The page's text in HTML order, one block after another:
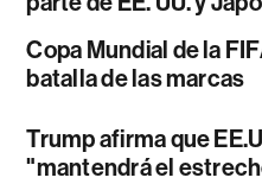
Copa Mundial de la
batalla de las marcas
Trump afirma que
"mantendrá el